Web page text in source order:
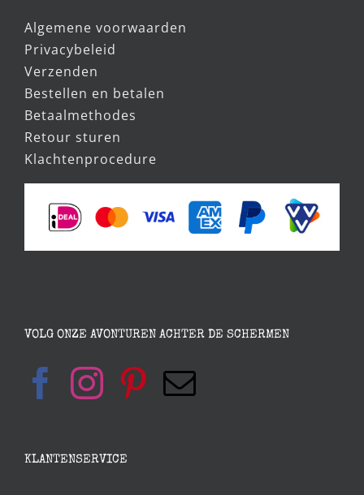
Algemene voorwaarden
Privacybeleid
Verzenden
Bestellen en betalen
Betaalmethodes
Retour sturen
Klachtenprocedure
VOLG ONZE AVONTUREN ACHTER DE SCHERMEN
KLANTENSERVICE